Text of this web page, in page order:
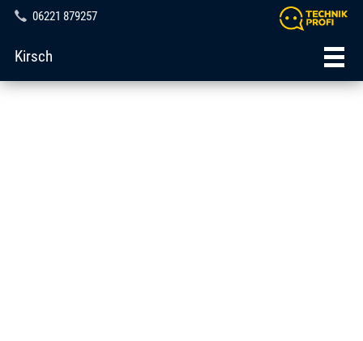
06221 879257
Kirsch